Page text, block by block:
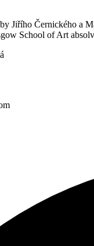
Jiřího Černického a
School of Art